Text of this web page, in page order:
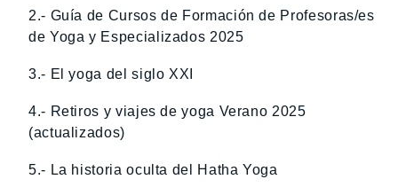
2.- Guía de Cursos de Formación de Profesoras/es
de Yoga y Especializados 2025
3.- El yoga del siglo XXI
4.- Retiros y viajes de yoga Verano 2025
(actualizados)
5.- La historia oculta del Hatha Yoga